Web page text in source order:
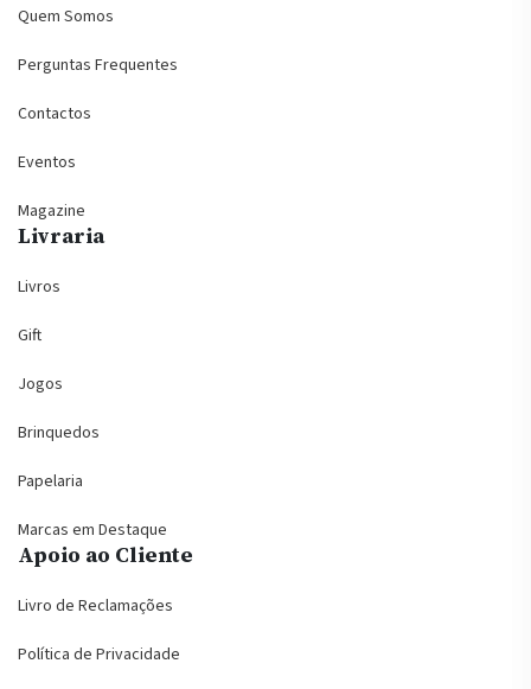
Quem Somos
Perguntas Frequentes
Contactos
Eventos
Magazine
Livraria
Livros
Gift
Jogos
Brinquedos
Papelaria
Marcas em Destaque
Apoio ao Cliente
Livro de Reclamações
Política de Privacidade